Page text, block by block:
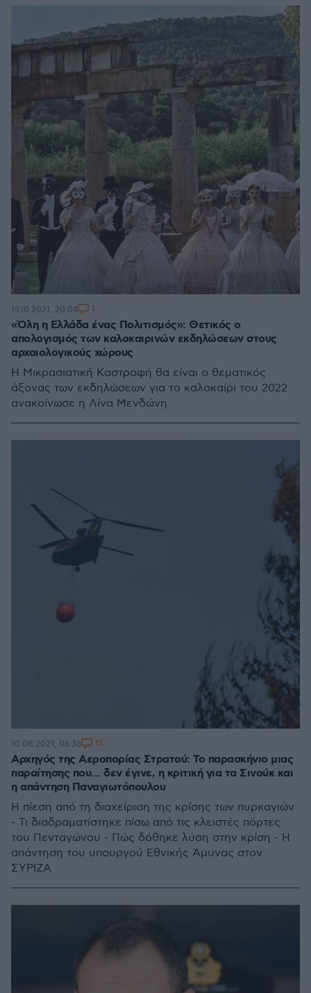
«Όλη η Ελλάδα ένας Πολιτισμός»: Θετικός ο
απολογισμός των καλοκαιρινών εκδηλώσεων στους
αρχαιολογικούς χώρους
Η Μικρασιατική Καστροφή θα είναι ο θεματικός
άξονας των εκδηλώσεων για το καλοκαίρι του 2022
ανακοίνωσε η Λίνα Μενδώνη
19.10.2021, 20:04 1
Αρχηγός της Αεροπορίας Στρατού: Το παρασκήνιο μιας
παραίτησης που... δεν έγινε, η κριτική για τα Σινούκ και
η απάντηση Παναγιωτόπουλου
Η πίεση από τη διαχείριση της κρίσης των πυρκαγιών
- Τι διαδραματίστηκε πίσω από τις κλειστές πόρτες
του Πενταγώνου - Πώς δόθηκε λύση στην κρίση - Η
απάντηση του υπουργού Εθνικής Άμυνας στον
ΣΥΡΙΖΑ
10.08.2021, 06:36 15